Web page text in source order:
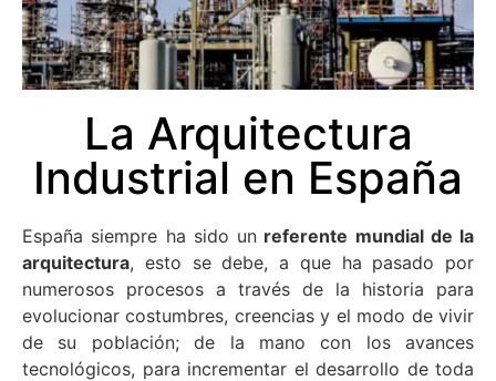
La Arquitectura
Industrial en España
España siempre ha sido un referente mundial de la
arquitectura, esto se debe, a que ha pasado por
numerosos procesos a través de la historia para
evolucionar costumbres, creencias y el modo de vivir
de su población; de la mano con los avances
tecnológicos, para incrementar el desarrollo de toda